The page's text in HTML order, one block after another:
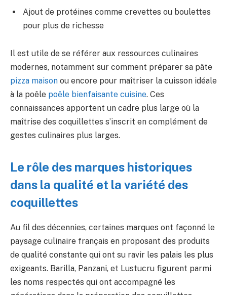
Ajout de protéines comme crevettes ou boulettes
pour plus de richesse
Il est utile de se référer aux ressources culinaires
modernes, notamment sur comment préparer sa pâte
pizza maison ou encore pour maîtriser la cuisson idéale
à la poêle poêle bienfaisante cuisine. Ces
connaissances apportent un cadre plus large où la
maîtrise des coquillettes s’inscrit en complément de
gestes culinaires plus larges.
Le rôle des marques historiques
dans la qualité et la variété des
coquillettes
Au fil des décennies, certaines marques ont façonné le
paysage culinaire français en proposant des produits
de qualité constante qui ont su ravir les palais les plus
exigeants. Barilla, Panzani, et Lustucru figurent parmi
les noms respectés qui ont accompagné les